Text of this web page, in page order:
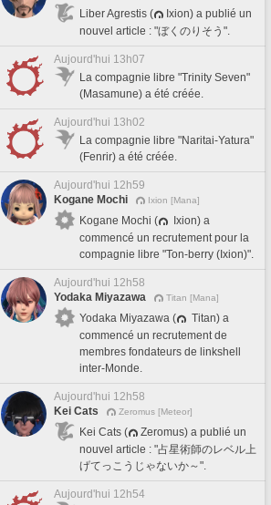
Liber Agrestis (
Ixion) a publié un
nouvel article : "ぼくのりそう".
Aujourd'hui 13h07
La compagnie libre "Trinity Seven"
(Masamune) a été créée.
Aujourd'hui 13h02
La compagnie libre "Naritai-Yatura"
(Fenrir) a été créée.
Aujourd'hui 12h59
Kogane Mochi
Ixion [Mana]
Kogane Mochi (
Ixion) a
commencé un recrutement pour la
compagnie libre "Ton-berry (Ixion)".
Aujourd'hui 12h58
Yodaka Miyazawa
Titan [Mana]
Yodaka Miyazawa (
Titan) a
commencé un recrutement de
membres fondateurs de linkshell
inter-Monde.
Aujourd'hui 12h58
Kei Cats
Zeromus [Meteor]
Kei Cats (
Zeromus) a publié un
nouvel article : "占星術師のレベル上
げてっこうじゃないか～".
Aujourd'hui 12h54